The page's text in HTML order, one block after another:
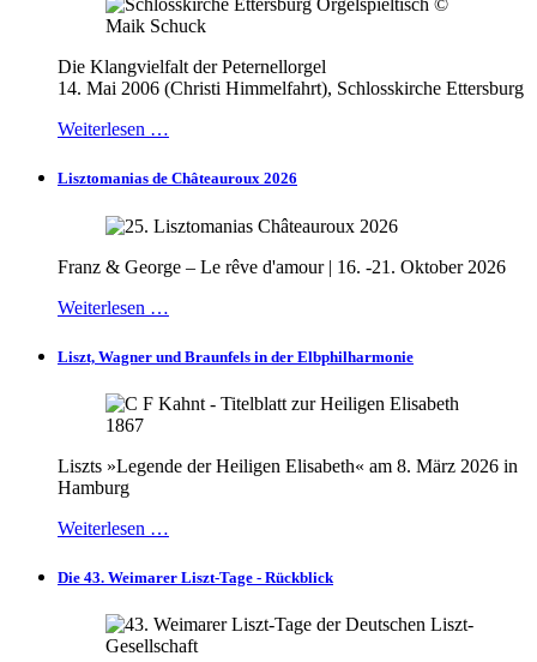
Die Klangvielfalt der Peternellorgel
14. Mai 2006 (Christi Himmelfahrt), Schlosskirche Ettersburg
Weiterlesen …
Lisztomanias de Châteauroux 2026
Franz & George – Le rêve d'amour | 16. -21. Oktober 2026
Weiterlesen …
Liszt, Wagner und Braunfels in der Elbphilharmonie
Liszts »Legende der Heiligen Elisabeth« am 8. März 2026 in
Hamburg
Weiterlesen …
Die 43. Weimarer Liszt-Tage - Rückblick